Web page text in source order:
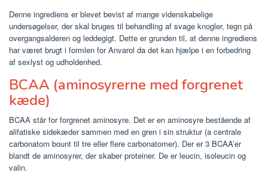
Denne ingrediens er blevet bevist af mange videnskabelige
undersøgelser, der skal bruges til behandling af svage knogler, tegn på
overgangsalderen og leddegigt. Dette er grunden til, at denne ingrediens
har været brugt i formlen for Anvarol da det kan hjælpe i en forbedring
af sexlyst og udholdenhed.
BCAA (aminosyrerne med forgrenet
kæde)
BCAA står for forgrenet aminosyre. Det er en aminosyre bestående af
alifatiske sidekæder sammen med en gren i sin struktur (a centrale
carbonatom bount til tre eller flere carbonatomer). Der er 3 BCAA’er
blandt de aminosyrer, der skaber proteiner. De er leucin, isoleucin og
valin.